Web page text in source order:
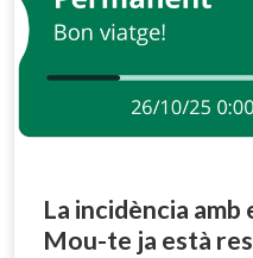
La incidència amb
Mou-te ja està